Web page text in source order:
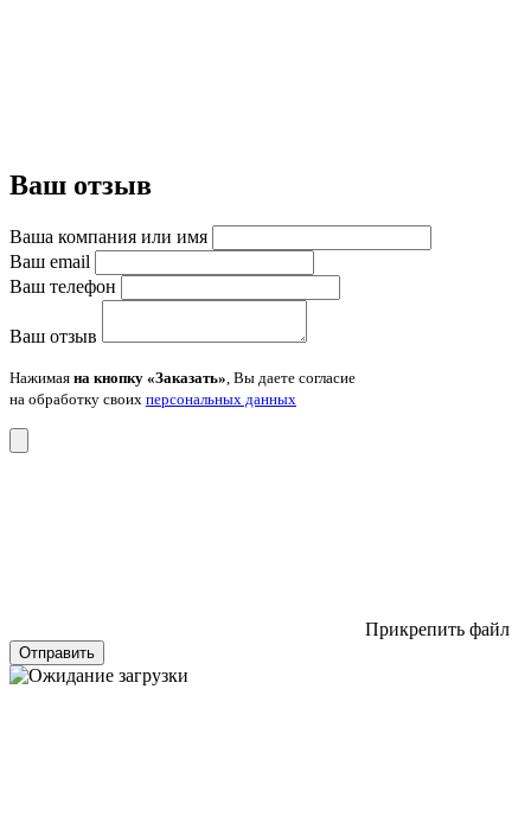
Ваш отзыв
Ваша компания или имя
Ваш email
Ваш телефон
Ваш отзыв
Нажимая на кнопку «Заказать» , Вы даете согласие
на обработку своих персональных данных
Прикрепить файл
Отправить